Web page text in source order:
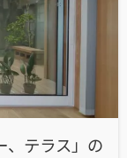
、テラス」の